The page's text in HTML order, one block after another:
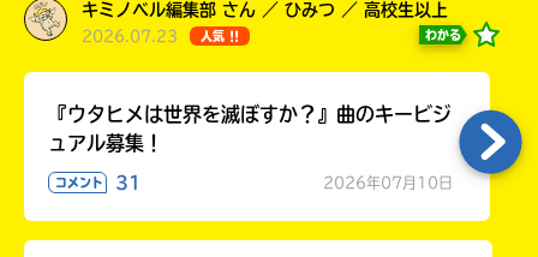
キミノベル編集部 さん ／ ひみつ ／ 高校生以上
2026.07.23 人気 !! わかる
『ウタヒメは世界を滅ぼすか？』曲のキービジ
ュアル募集！
コメント 31 2026年07月10日